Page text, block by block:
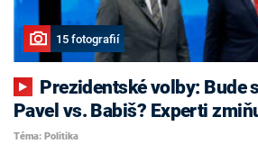
15 fotografií
Pavel vs. Babiš? Experti
Téma: Politika